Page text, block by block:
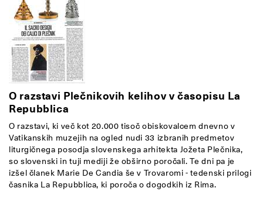
O razstavi Plečnikovih kelihov v časopisu La
Repubblica
O razstavi, ki več kot 20.000 tisoč obiskovalcem dnevno v
Vatikanskih muzejih na ogled nudi 33 izbranih predmetov
liturgičnega posodja slovenskega arhitekta Jožeta Plečnika,
so slovenski in tuji mediji že obširno poročali. Te dni pa je
izšel članek Marie De Candia še v Trovaromi - tedenski prilogi
časnika La Repubblica, ki poroča o dogodkih iz Rima.